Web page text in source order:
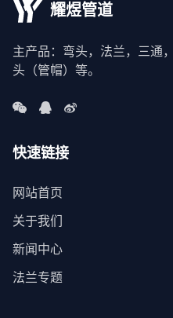
耀煜管道
主产品：弯头，法兰，三通
头（管帽）等。
快速链接
网站首页
关于我们
新闻中心
法兰专题